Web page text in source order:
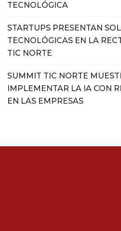
TECNOLÓGICA
STARTUPS PRESENTAN
TECNOLÓGICAS EN LA
TIC NORTE
SUMMIT TIC NORTE
IMPLEMENTAR LA IA CON
EN LAS EMPRESAS